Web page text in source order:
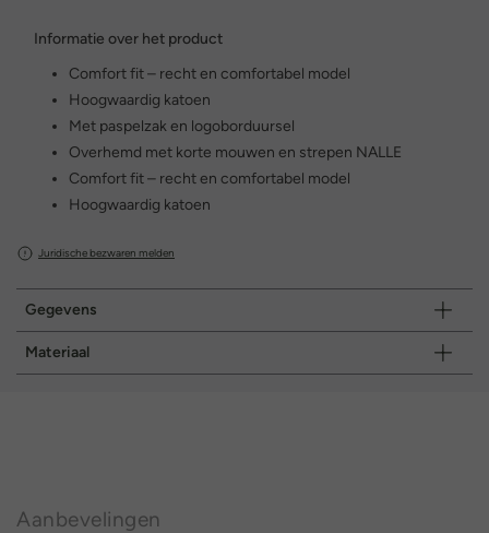
Informatie over het product
Comfort fit – recht en comfortabel model
Hoogwaardig katoen
Met paspelzak en logoborduursel
Overhemd met korte mouwen en strepen NALLE
Comfort fit – recht en comfortabel model
Hoogwaardig katoen
Juridische bezwaren melden
Gegevens
Materiaal
Aanbevelingen